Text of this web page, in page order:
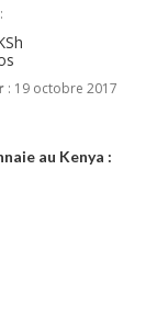
:
: 19 octobre 2017
au Kenya :